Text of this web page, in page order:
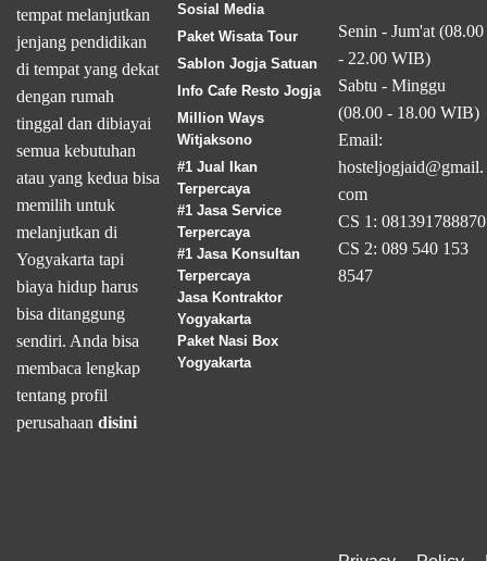
tempat melanjutkan
jenjang pendidikan
di tempat yang dekat
dengan rumah
tinggal dan dibiayai
semua kebutuhan
atau yang kedua bisa
memilih untuk
melanjutkan di
Yogyakarta tapi
biaya hidup harus
bisa ditanggung
sendiri. Anda bisa
membaca lengkap
tentang profil
perusahaan disini
Sosial Media
Paket Wisata Tour
Sablon Jogja Satuan
Info Cafe Resto Jogja
Million Ways
Witjaksono
#1 Jual Ikan
Terpercaya
#1 Jasa Service
Terpercaya
#1 Jasa Konsultan
Terpercaya
Jasa Kontraktor
Yogyakarta
Paket Nasi Box
Yogyakarta
Senin - Jum'at (08.00
- 22.00 WIB)
Sabtu - Minggu
(08.00 - 18.00 WIB)
Email:
hosteljogjaid@gmail.
com
CS 1: 081391788870
CS 2: 089 540 153
8547